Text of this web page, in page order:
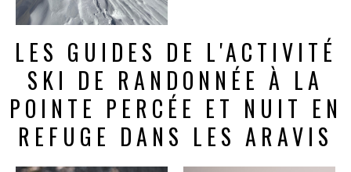
LES GUIDES DE L'ACTIVITÉ
SKI DE RANDONNÉE À LA
POINTE PERCÉE ET NUIT EN
REFUGE DANS LES ARAVIS